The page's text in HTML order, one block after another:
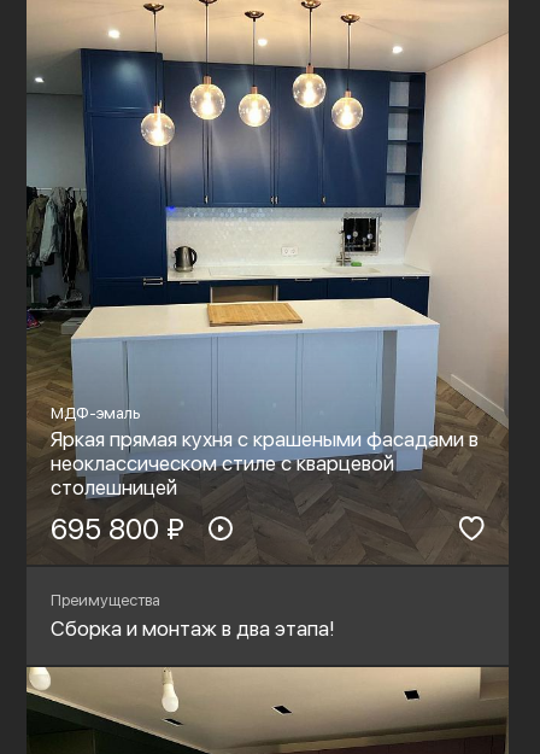
МДФ-эмаль
Яркая прямая кухня с крашеными фасадами в
неоклассическом стиле с кварцевой
столешницей
695 800 ₽
Преимущества
Сборка и монтаж в два этапа!